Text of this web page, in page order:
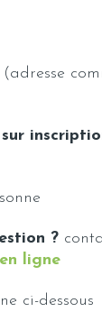
?
en ligne
ci-dessous